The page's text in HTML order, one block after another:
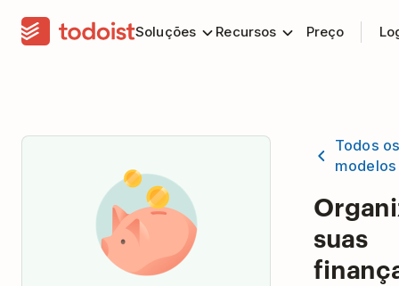
Soluções Recursos Preço
Todos
modelos
suas